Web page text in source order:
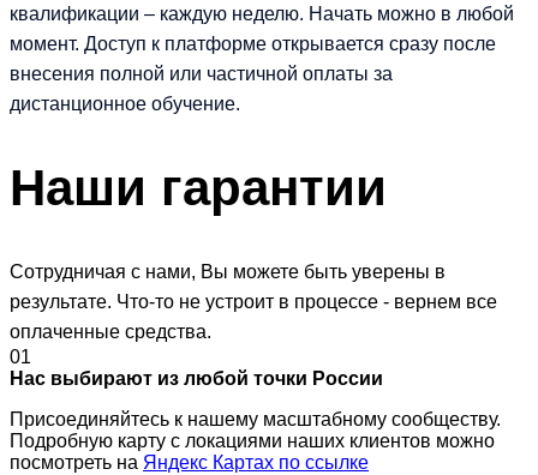
квалификации – каждую неделю. Начать можно в любой
момент. Доступ к платформе открывается сразу после
внесения полной или частичной оплаты за
дистанционное обучение.
Наши гарантии
Сотрудничая с нами, Вы можете быть уверены в
результате. Что-то не устроит в процессе - вернем все
оплаченные средства.
01
Нас выбирают из любой точки России
Присоединяйтесь к нашему масштабному сообществу.
Подробную карту с локациями наших клиентов можно
посмотреть на Яндекс Картах по ссылке